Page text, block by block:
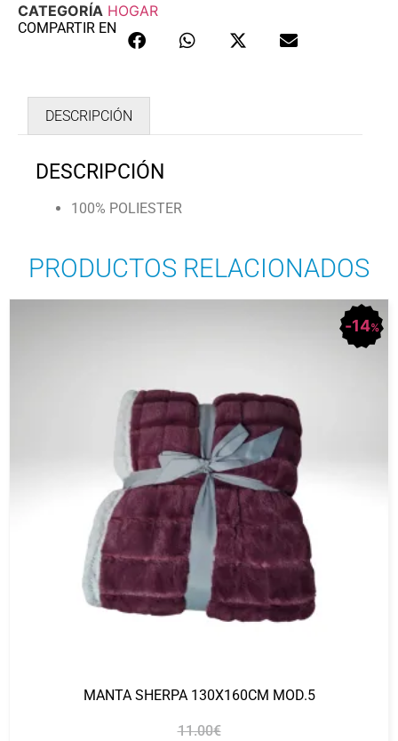
CATEGORÍA HOGAR
COMPARTIR EN
DESCRIPCIÓN
DESCRIPCIÓN
100% POLIESTER
PRODUCTOS RELACIONADOS
14%
MANTA SHERPA 130X160CM MOD.5
11.00€